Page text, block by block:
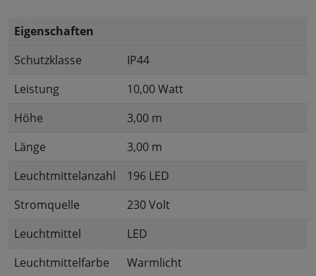
Eigenschaften
Schutzklasse
IP44
Leistung
10,00 Watt
Höhe
3,00 m
Länge
3,00 m
Leuchtmittelanzahl
196 LED
Stromquelle
230 Volt
Leuchtmittel
LED
Leuchtmittelfarbe
Warmlicht